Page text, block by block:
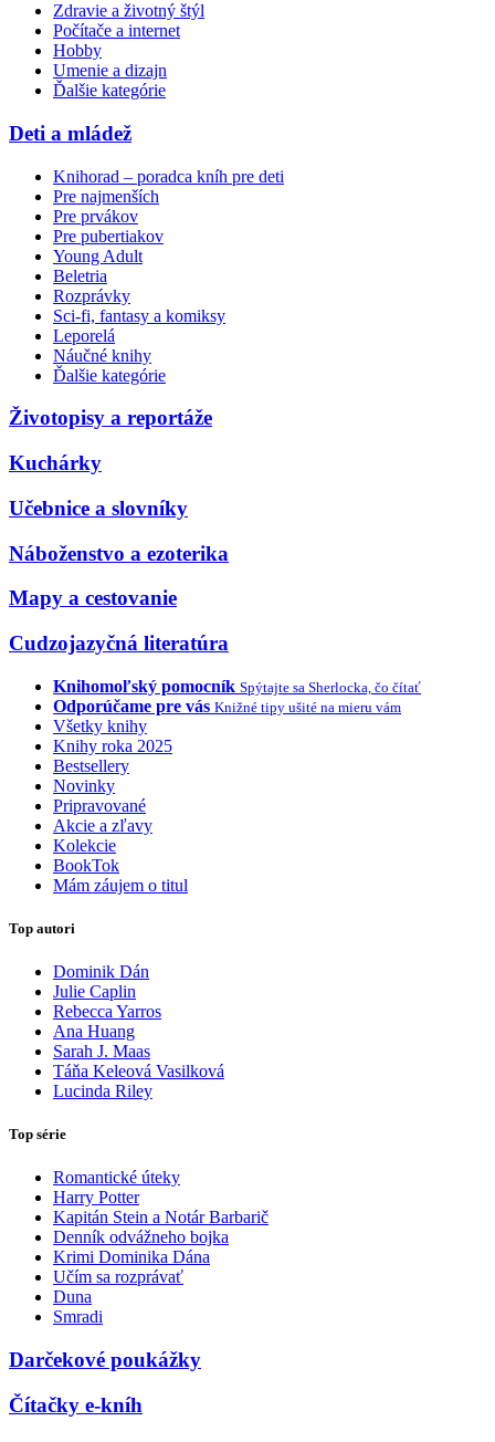
Zdravie a životný štýl
Počítače a internet
Hobby
Umenie a dizajn
Ďalšie kategórie
Deti a mládež
Knihorad – poradca kníh pre deti
Pre najmenších
Pre prvákov
Pre pubertiakov
Young Adult
Beletria
Rozprávky
Sci-fi, fantasy a komiksy
Leporelá
Náučné knihy
Ďalšie kategórie
Životopisy a reportáže
Kuchárky
Učebnice a slovníky
Náboženstvo a ezoterika
Mapy a cestovanie
Cudzojazyčná literatúra
Knihomoľský pomocník Spýtajte sa Sherlocka, čo čítať
Odporúčame pre vás Knižné tipy ušité na mieru vám
Všetky knihy
Knihy roka 2025
Bestsellery
Novinky
Pripravované
Akcie a zľavy
Kolekcie
BookTok
Mám záujem o titul
Top autori
Dominik Dán
Julie Caplin
Rebecca Yarros
Ana Huang
Sarah J. Maas
Táňa Keleová Vasilková
Lucinda Riley
Top série
Romantické úteky
Harry Potter
Kapitán Stein a Notár Barbarič
Denník odvážneho bojka
Krimi Dominika Dána
Učím sa rozprávať
Duna
Smradi
Darčekové poukážky
Čítačky e-kníh